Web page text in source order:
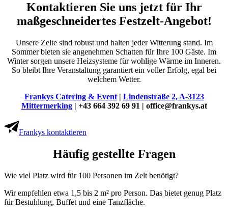
Kontaktieren Sie uns jetzt für Ihr
maßgeschneidertes Festzelt-Angebot!
Unsere Zelte sind robust und halten jeder Witterung stand. Im
Sommer bieten sie angenehmen Schatten für Ihre 100 Gäste. Im
Winter sorgen unsere Heizsysteme für wohlige Wärme im Inneren.
So bleibt Ihre Veranstaltung garantiert ein voller Erfolg, egal bei
welchem Wetter.
Frankys Catering & Event| Lindenstraße 2, A-3123
Mittermerking| +43 664 392 69 91 | office@frankys.at
Frankys kontaktieren
Häufig gestellte Fragen
Wie viel Platz wird für 100 Personen im Zelt benötigt?
Wir empfehlen etwa 1,5 bis 2 m² pro Person. Das bietet genug Platz
für Bestuhlung, Buffet und eine Tanzfläche.